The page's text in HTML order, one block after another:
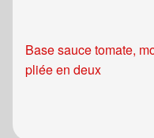
Base sauce tomate,
pliée en deux